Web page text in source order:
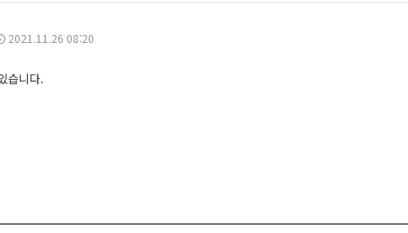
2021.11.26 08:20
습니다.